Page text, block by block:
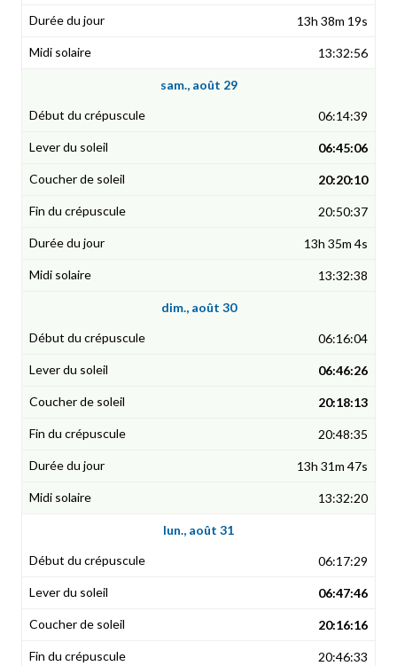
13h 38m 19s
13:32:56
sam., août 29
06:14:39
06:45:06
20:20:10
20:50:37
13h 35m 4s
13:32:38
dim., août 30
06:16:04
06:46:26
20:18:13
20:48:35
13h 31m 47s
13:32:20
lun., août 31
06:17:29
06:47:46
20:16:16
20:46:33